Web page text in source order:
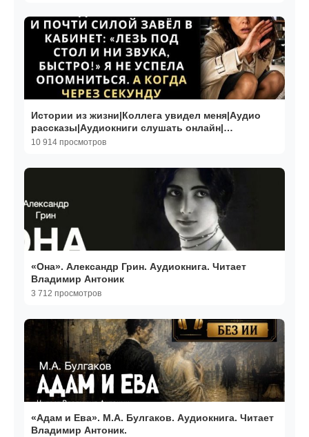
Истории из жизни|Коллега увидел меня|Аудио
рассказы|Аудиокниги слушать онлайн|
Жизненные истории
10 914 просмотров
«Она». Александр Грин. Аудиокнига. Читает
Владимир Антоник
3 712 просмотров
«Адам и Ева». М.А. Булгаков. Аудиокнига. Читает
Владимир Антоник.